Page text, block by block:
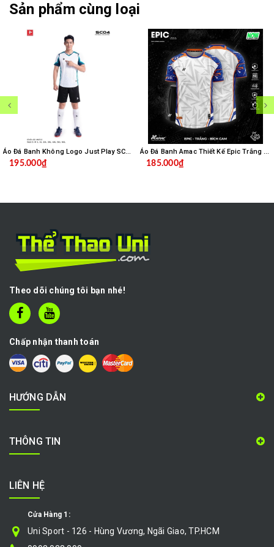
Sản phẩm cùng loại
Áo Đá Banh Không Logo Just Play SC04 - Trắng
195.000₫
Áo Đá Banh Amac Thiết Kế Epic Trắng Bích
185.000₫
Theo dõi chúng tôi bạn nhé!
Chấp nhận thanh toán
HƯỚNG DẪN
THÔNG TIN
LIÊN HỆ
Cửa Hàng 1:
Uni Sport - 126 - Hùng Vương, Ngãi Giao, TP.HCM